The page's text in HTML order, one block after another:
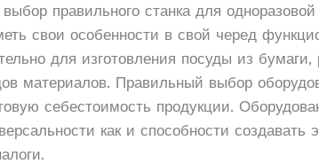
правильного станка для
свои особенности в свой черед
для изготовления посуды из бумаги,
материалов. Правильный выбор
себестоимость продукции.
как и способности создавать